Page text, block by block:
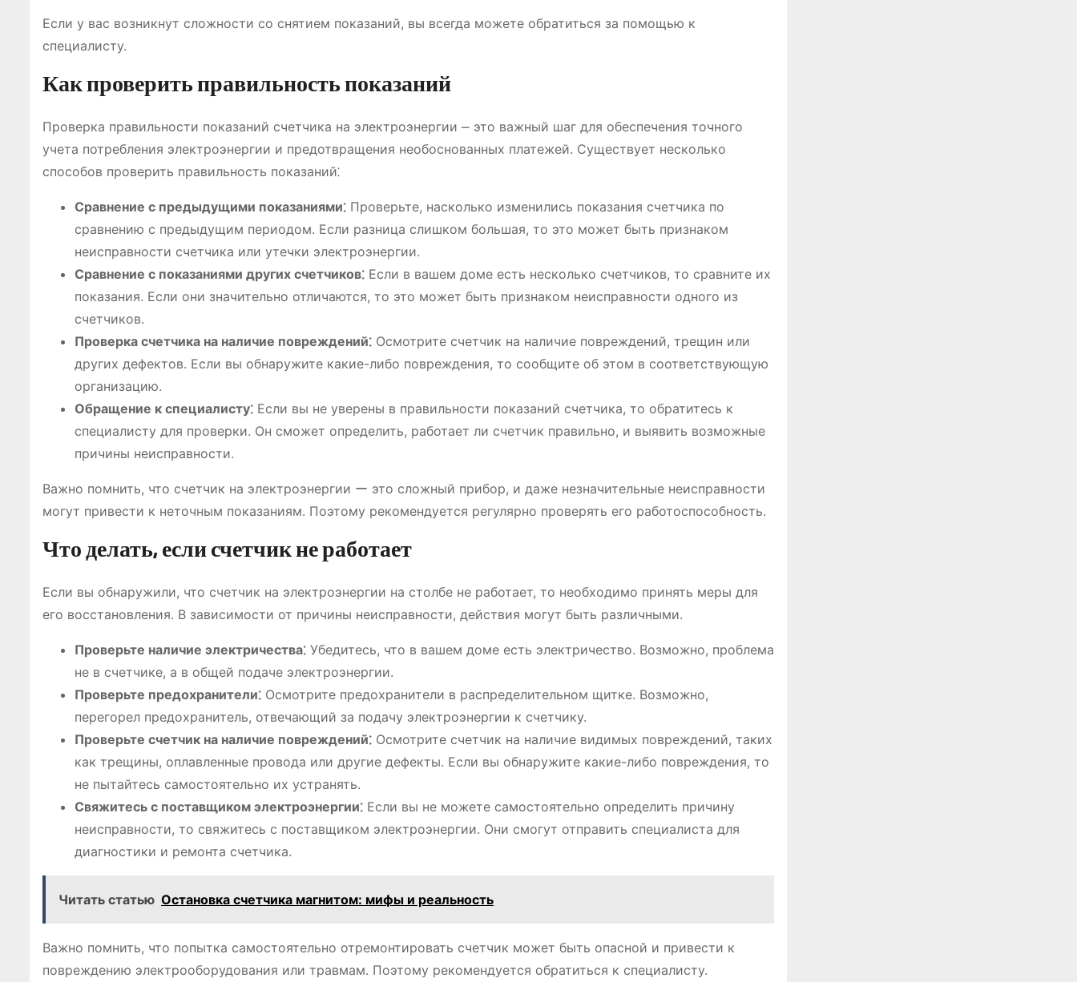
Если у вас возникнут сложности со снятием показаний, вы всегда можете обратиться за помощью к
специалисту.
Как проверить правильность показаний
Проверка правильности показаний счетчика на электроэнергии ⎼ это важный шаг для обеспечения точного
учета потребления электроэнергии и предотвращения необоснованных платежей. Существует несколько
способов проверить правильность показаний⁚
Сравнение с предыдущими показаниями⁚ Проверьте, насколько изменились показания счетчика по
сравнению с предыдущим периодом. Если разница слишком большая, то это может быть признаком
неисправности счетчика или утечки электроэнергии.
Сравнение с показаниями других счетчиков⁚ Если в вашем доме есть несколько счетчиков, то сравните их
показания. Если они значительно отличаются, то это может быть признаком неисправности одного из
счетчиков.
Проверка счетчика на наличие повреждений⁚ Осмотрите счетчик на наличие повреждений, трещин или
других дефектов. Если вы обнаружите какие-либо повреждения, то сообщите об этом в соответствующую
организацию.
Обращение к специалисту⁚ Если вы не уверены в правильности показаний счетчика, то обратитесь к
специалисту для проверки. Он сможет определить, работает ли счетчик правильно, и выявить возможные
причины неисправности.
Важно помнить, что счетчик на электроэнергии ー это сложный прибор, и даже незначительные неисправности
могут привести к неточным показаниям. Поэтому рекомендуется регулярно проверять его работоспособность.
Что делать, если счетчик не работает
Если вы обнаружили, что счетчик на электроэнергии на столбе не работает, то необходимо принять меры для
его восстановления. В зависимости от причины неисправности, действия могут быть различными.
Проверьте наличие электричества⁚ Убедитесь, что в вашем доме есть электричество. Возможно, проблема
не в счетчике, а в общей подаче электроэнергии.
Проверьте предохранители⁚ Осмотрите предохранители в распределительном щитке. Возможно,
перегорел предохранитель, отвечающий за подачу электроэнергии к счетчику.
Проверьте счетчик на наличие повреждений⁚ Осмотрите счетчик на наличие видимых повреждений, таких
как трещины, оплавленные провода или другие дефекты. Если вы обнаружите какие-либо повреждения, то
не пытайтесь самостоятельно их устранять.
Свяжитесь с поставщиком электроэнергии⁚ Если вы не можете самостоятельно определить причину
неисправности, то свяжитесь с поставщиком электроэнергии. Они смогут отправить специалиста для
диагностики и ремонта счетчика.
Читать статью Остановка счетчика магнитом: мифы и реальность
Важно помнить, что попытка самостоятельно отремонтировать счетчик может быть опасной и привести к
повреждению электрооборудования или травмам. Поэтому рекомендуется обратиться к специалисту.